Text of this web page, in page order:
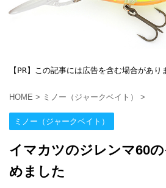
【PR】この記事には広告を含む場合があり
HOME > ミノー（ジャークベイト） >
ミノー（ジャークベイト）
イマカツのジレンマ60
めました